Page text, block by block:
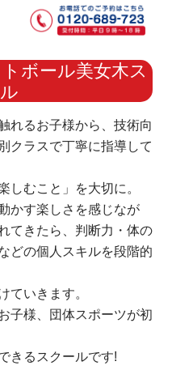
ボール美女木ス
れるお子様から、技術向
クラスで丁寧に指導して
しむこと」を大切に。
かす楽しさを感じなが
てきたら、判断力・体の
どの個人スキルを段階的
ていきます。
子様、団体スポーツが初
きるスクールです!